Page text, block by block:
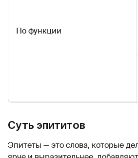
По функции
Суть эпититов
Эпитеты — это слова, которые